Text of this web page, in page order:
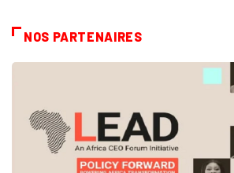
NOS PARTENAIRES